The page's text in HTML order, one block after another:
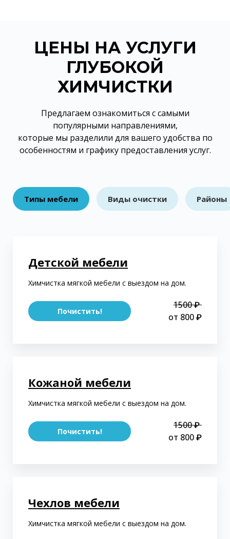
ЦЕНЫ НА УСЛУГИ
ГЛУБОКОЙ
ХИМЧИСТКИ
Предлагаем ознакомиться с самыми
популярными направлениями,
которые мы разделили для вашего удобства по
особенностям и графику предоставления услуг.
Типы мебели Виды очистки Районы
Детской мебели
Химчистка мягкой мебели с выездом на дом.
Почистить!
1500 ₽
от 800 ₽
Кожаной мебели
Химчистка мягкой мебели с выездом на дом.
Почистить!
1500 ₽
от 800 ₽
Чехлов мебели
Химчистка мягкой мебели с выездом на дом.